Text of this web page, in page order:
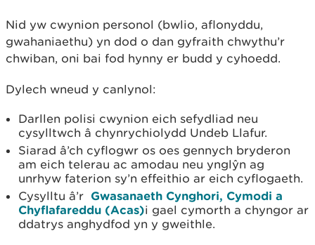
Nid yw cwynion personol (bwlio, aflonyddu,
gwahaniaethu) yn dod o dan gyfraith chwythu’r
chwiban, oni bai fod hynny er budd y cyhoedd.
Dylech wneud y canlynol:
Darllen polisi cwynion eich sefydliad neu
cysylltwch â chynrychiolydd Undeb Llafur.
Siarad â’ch cyflogwr os oes gennych bryderon
am eich telerau ac amodau neu ynglŷn ag
unrhyw faterion sy’n effeithio ar eich cyflogaeth.
Cysylltu â’r Gwasanaeth Cynghori, Cymodi a
Chyflafareddu (Acas)i gael cymorth a chyngor ar
ddatrys anghydfod yn y gweithle.